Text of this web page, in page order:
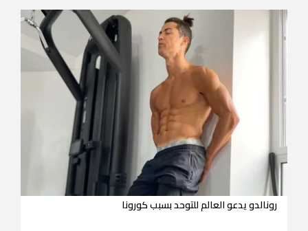
رونالدو يدعو العالم للتوحد بسبب كورونا